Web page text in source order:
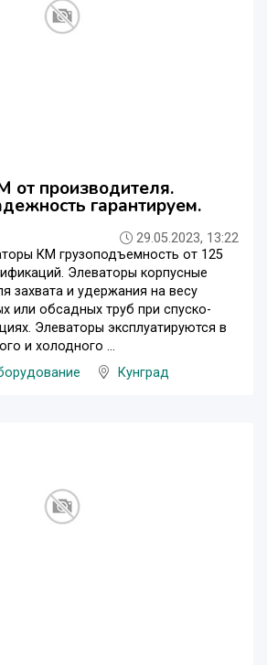
от производителя.
гарантируем.
29.05.2023, 13:22
КМ грузоподъемность от 125
Элеваторы корпусные
захвата и удержания на весу
или обсадных труб при спуско-
Элеваторы эксплуатируются в
и холодного ...
Кунград